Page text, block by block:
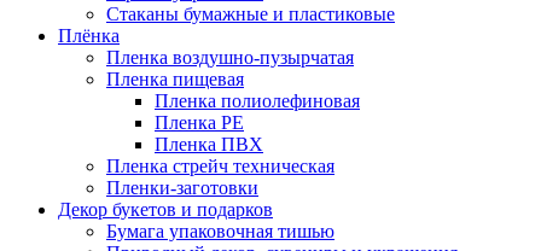
Стаканы бумажные и пластиковые
Плёнка
Пленка воздушно-пузырчатая
Пленка пищевая
Пленка полиолефиновая
Пленка PE
Пленка ПВХ
Пленка стрейч техническая
Пленки-заготовки
Декор букетов и подарков
Бумага упаковочная тишью